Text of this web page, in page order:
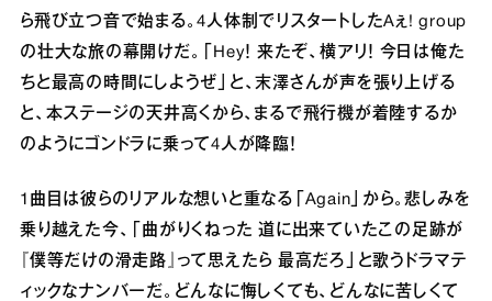
ら⾶び⽴つ⾳で始まる。4⼈体制でリスタートしたAぇ! group
の壮⼤な旅の幕開けだ。「Hey！ 来たぞ、横アリ！ 今⽇は俺た
ちと最⾼の時間にしようぜ」と、末澤さんが声を張り上げる
と、本ステージの天井⾼くから、まるで⾶⾏機が着陸するか
のようにゴンドラに乗って4⼈が降臨！
1曲⽬は彼らのリアルな想いと重なる「Again」から。悲しみを
乗り越えた今、「曲がりくねった 道に出来ていたこの⾜跡が
『僕等だけの滑⾛路』って思えたら 最⾼だろ」と歌うドラマテ
ィックなナンバーだ。どんなに悔しくても、どんなに苦しくて